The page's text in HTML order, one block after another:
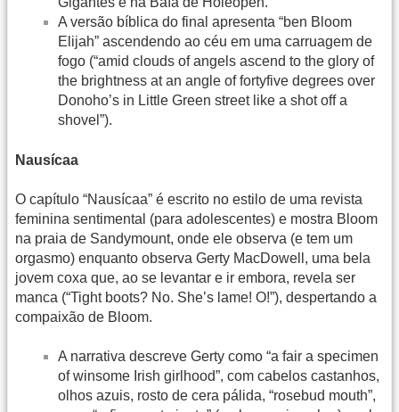
A versão bíblica do final apresenta “ben Bloom
Elijah” ascendendo ao céu em uma carruagem de
fogo (“amid clouds of angels ascend to the glory of
the brightness at an angle of fortyfive degrees over
Donoho’s in Little Green street like a shot off a
shovel”).
Nausícaa
O capítulo “Nausícaa” é escrito no estilo de uma revista
feminina sentimental (para adolescentes) e mostra Bloom
na praia de Sandymount, onde ele observa (e tem um
orgasmo) enquanto observa Gerty MacDowell, uma bela
jovem coxa que, ao se levantar e ir embora, revela ser
manca (“Tight boots? No. She’s lame! O!”), despertando a
compaixão de Bloom.
A narrativa descreve Gerty como “a fair a specimen
of winsome Irish girlhood”, com cabelos castanhos,
olhos azuis, rosto de cera pálida, “rosebud mouth”,